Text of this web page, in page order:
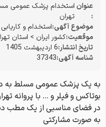
عنوان
:
استخدام پزشک عمومی
تهران
موضوع آگهی:استخدام و کاریابی
موقعیت:کشور ایران > استان
تاریخ انتشار:6 اردیبهشت 1405
شناسه آگهی:37343
به یک پزشک عمومی مسلط به
بوتاکس و فیلر و ‌‌‌… با پروانه
در فضای مناسبی از یک مطب
به صورت مشارکتی